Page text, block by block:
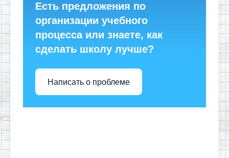
Есть предложения по
организации учебного
процесса или знаете, как
сделать школу лучше?
Написать о проблеме